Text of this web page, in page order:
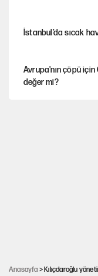
İstanbul’da sıcak
Avrupa'nın çöpü
değer mi?
Anasayfa > Kılıçdaroğlu